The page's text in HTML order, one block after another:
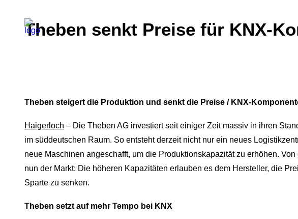
Theben senkt Preise für KNX-
Theben steigert die Produktion und senkt die Preise / KNX-
Haigerloch – Die Theben AG investiert seit einiger Zeit massiv in ihren
im süddeutschen Raum. So entsteht derzeit nicht nur ein neues
neue Maschinen angeschafft, um die Produktionskapazität zu erhöhen.
nun der Markt: Die höheren Kapazitäten erlauben es dem Hersteller, die
Sparte zu senken.
Theben setzt auf mehr Tempo bei KNX